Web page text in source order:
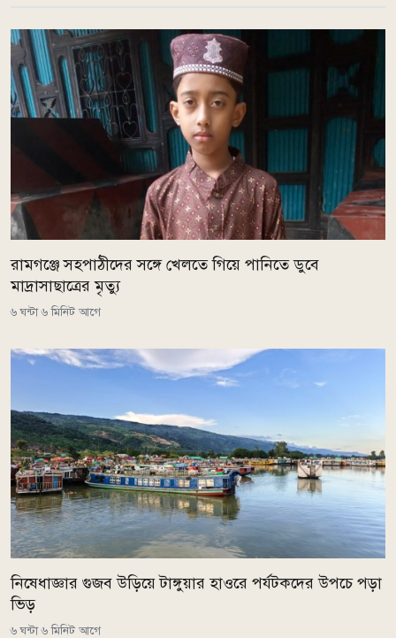
রামগঞ্জে সহপাঠীদের সঙ্গে খেলতে গিয়ে পানিতে ডুবে
মাদ্রাসাছাত্রের মৃত্যু
৬ ঘন্টা ৬ মিনিট আগে
নিষেধাজ্ঞার গুজব উড়িয়ে টাঙ্গুয়ার হাওরে পর্যটকদের উপচে পড়া
ভিড়
৬ ঘন্টা ৬ মিনিট আগে